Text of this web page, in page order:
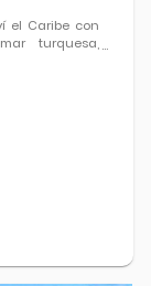
el Caribe con
turquesa,
perfecto de